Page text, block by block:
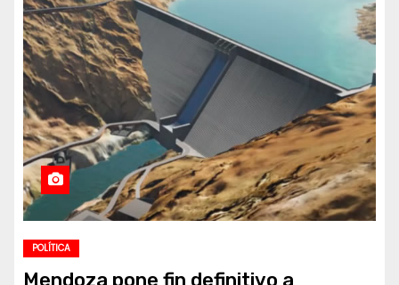
POLÍTICA
Mendoza pone fin definitivo a